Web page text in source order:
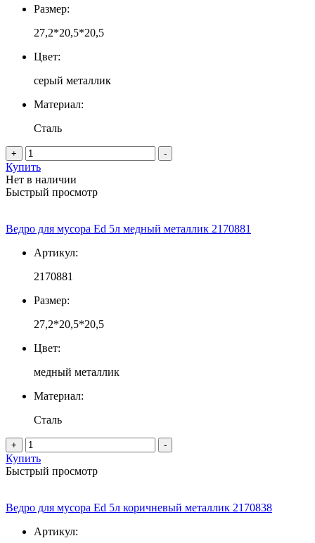
Размер:
27,2*20,5*20,5
Цвет:
серый металлик
Материал:
Сталь
+ -
Купить
Нет в наличии
Быстрый просмотр
Ведро для мусора Ed 5л медный металлик 2170881
Артикул:
2170881
Размер:
27,2*20,5*20,5
Цвет:
медный металлик
Материал:
Сталь
+ -
Купить
Быстрый просмотр
Ведро для мусора Ed 5л коричневый металлик 2170838
Артикул: